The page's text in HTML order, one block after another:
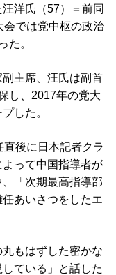
洋氏（57）＝前同
会では党中枢の政治
た。
主席、汪氏は副首
し、2017年の党大
した。
後に日本記者クラ
って中国指導者が
「次期最高指導部
あいさつをしたエ
もはずした密かな
ている」と話した